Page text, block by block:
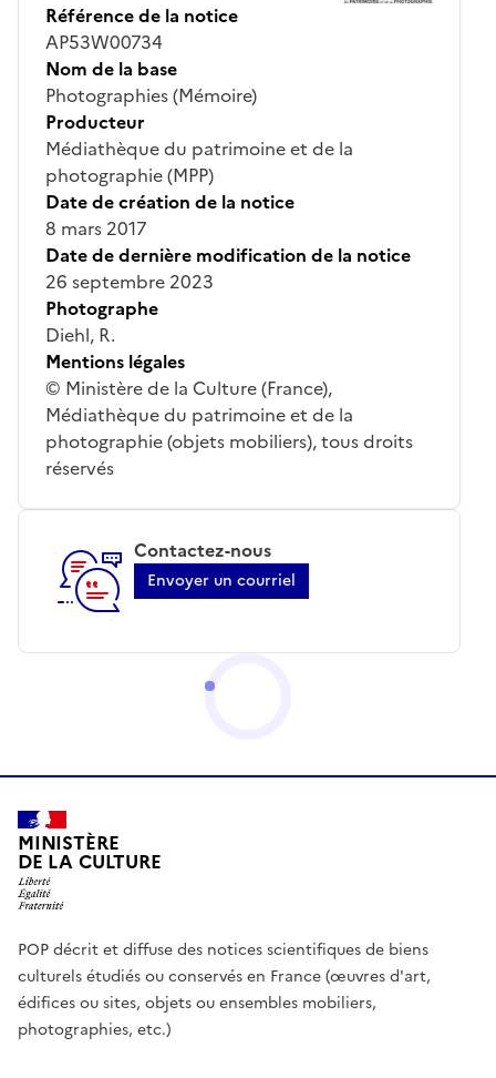
Référence de la notice
AP53W00734
Nom de la base
Photographies (Mémoire)
Producteur
Médiathèque du patrimoine et de la
photographie (MPP)
Date de création de la notice
8 mars 2017
Date de dernière modification de la notice
26 septembre 2023
Photographe
Diehl, R.
Mentions légales
© Ministère de la Culture (France),
Médiathèque du patrimoine et de la
photographie (objets mobiliers), tous droits
réservés
Contactez-nous
Envoyer un courriel
MINISTÈRE
DE LA CULTURE
POP décrit et diffuse des notices scientifiques de biens
culturels étudiés ou conservés en France (œuvres d'art,
édifices ou sites, objets ou ensembles mobiliers,
photographies, etc.)